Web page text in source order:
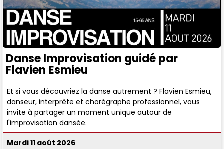
Danse Improvisation guidé par
Flavien Esmieu
Et si vous découvriez la danse autrement ? Flavien Esmieu,
danseur, interprète et chorégraphe professionnel, vous
invite à partager un moment unique autour de
l'improvisation dansée.
Mardi 11 août 2026